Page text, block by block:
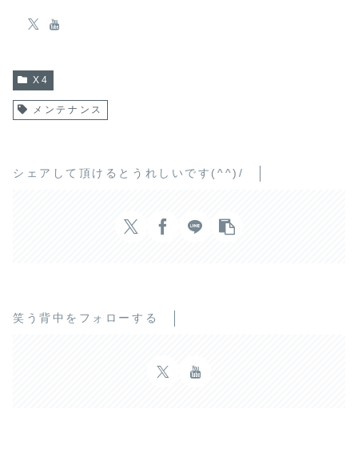
X4
メンテナンス
シェアして頂けるとうれしいです(^^)/
笑う背中をフォローする